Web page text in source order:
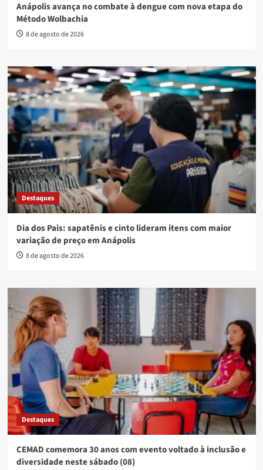
Anápolis avança no combate à dengue com nova etapa do
Método Wolbachia
8 de agosto de 2026
Destaques
Dia dos Pais: sapatênis e cinto lideram itens com maior
variação de preço em Anápolis
8 de agosto de 2026
Destaques
CEMAD comemora 30 anos com evento voltado à inclusão e
diversidade neste sábado (08)